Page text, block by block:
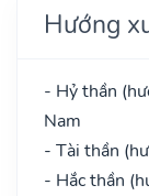
Hướng
- Hỷ thần
Nam
- Tài thần
- Hắc thần